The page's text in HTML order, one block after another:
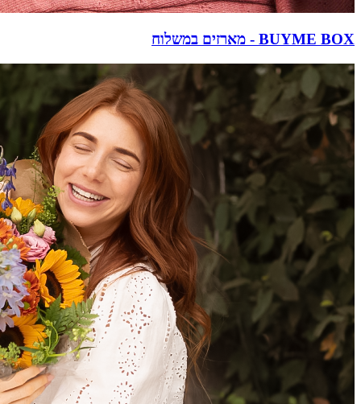
BUYME BOX - מארזים במשלוח